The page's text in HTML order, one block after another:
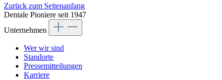
Zurück zum Seitenanfang
Dentale Pioniere seit 1947
Unternehmen
Wer wir sind
Standorte
Pressemitteilungen
Karriere